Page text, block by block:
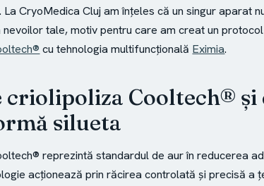
La CryoMedica Cluj am înțeles că un singur aparat
tale, motiv pentru care am creat un
cu tehnologia multifuncțională Eximia.
criolipoliza Cooltech® și
silueta
reprezintă standardul de aur în reducerea
acționează prin răcirea controlată și precisă a